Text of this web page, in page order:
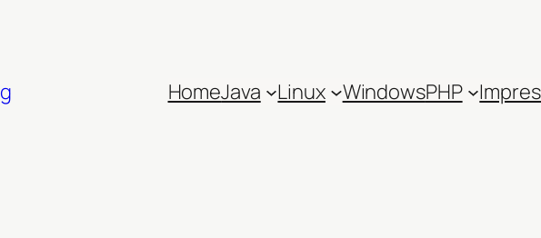
HomeJava Linux WindowsPHP